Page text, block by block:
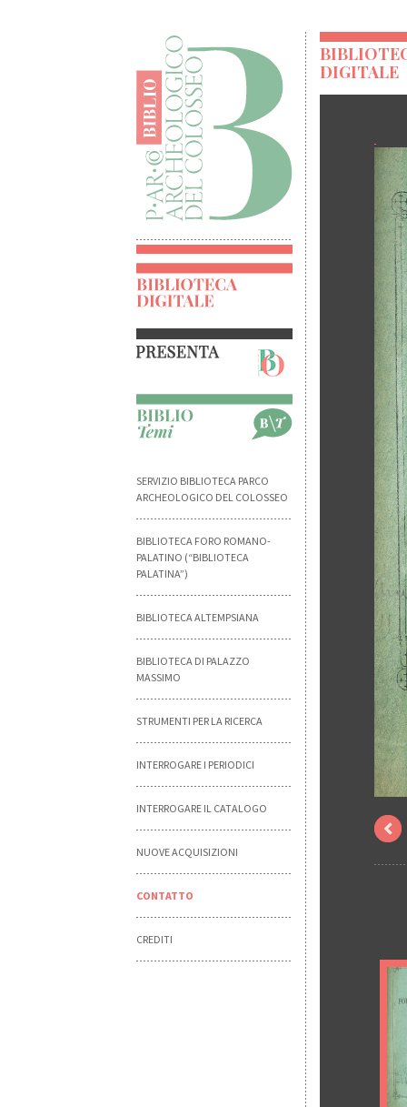
SERVIZIO BIBLIOTECA PARCO
ARCHEOLOGICO DEL COLOSSEO
BIBLIOTECA FORO ROMANO-
PALATINO (“BIBLIOTECA
PALATINA”)
BIBLIOTECA ALTEMPSIANA
BIBLIOTECA DI PALAZZO
MASSIMO
STRUMENTI PER LA RICERCA
INTERROGARE I PERIODICI
INTERROGARE IL CATALOGO
NUOVE ACQUISIZIONI
CONTATTO
CREDITI
DIGITALE